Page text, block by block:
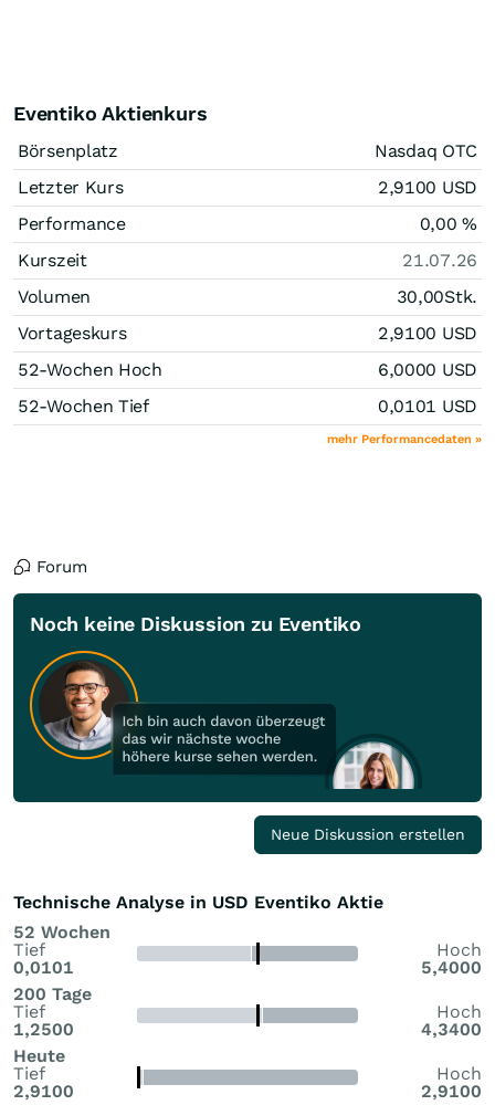
Eventiko Aktienkurs
Börsenplatz
Nasdaq OTC
Letzter Kurs
2,9100 USD
Performance
0,00%
Kurszeit
21.07.26
Volumen
30,00Stk.
Vortageskurs
2,9100 USD
52-Wochen Hoch
6,0000 USD
52-Wochen Tief
0,0101 USD
mehr Performancedaten »
Forum
Noch keine Diskussion zu Eventiko
Neue Diskussion erstellen
Technische Analyse in USD Eventiko Aktie
52 Wochen
Tief
0,0101
Hoch
5,4000
200 Tage
Tief
1,2500
Hoch
4,3400
Heute
Tief
2,9100
Hoch
2,9100